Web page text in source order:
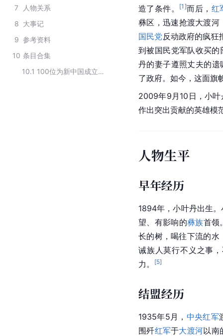
7
人物关系
8 大事记
9 参考资料
10 条目合集
10.1
100位为新中国成立作出贡献的英雄模范人物
造了条件。
[1 ]而后， 红
彝区，迅速抢渡大渡
国民党 反动政府的疯
到被国民党军队收买
丹的妻子遵照丈夫的遗
了政府。如今，这面旗
2009年9月10日，小叶
作出突出贡献的英雄模
人物生平
早年经历
1894年，小叶丹出生
望、有影响的彝族首领
长的树，喝往下流的
诫族人莫行不义之事
力。
[5]
结盟经历
1935年5月， 中央红军
围歼红军于大渡河以南